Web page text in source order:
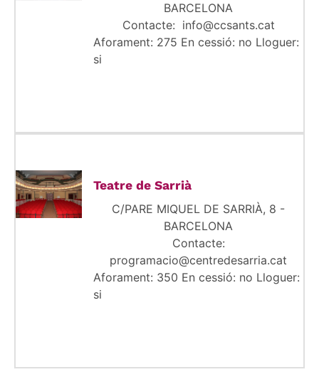
BARCELONA
Contacte: info@ccsants.cat
Aforament: 275 En cessió: no Lloguer:
si
Teatre de Sarrià
C/PARE MIQUEL DE SARRIÀ, 8 -
BARCELONA
Contacte:
programacio@centredesarria.cat
Aforament: 350 En cessió: no Lloguer:
si